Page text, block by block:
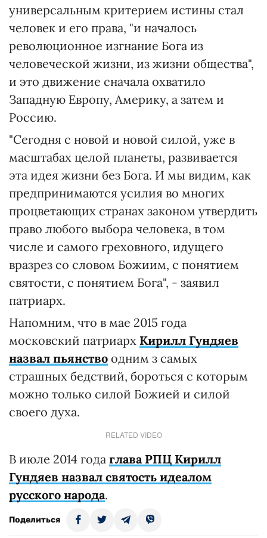
универсальным критерием истины стал
человек и его права, "и началось
революционное изгнание Бога из
человеческой жизни, из жизни общества",
и это движение сначала охватило
Западную Европу, Америку, а затем и
Россию.
"Сегодня с новой и новой силой, уже в
масштабах целой планеты, развивается
эта идея жизни без Бога. И мы видим, как
предпринимаются усилия во многих
процветающих странах законом утвердить
право любого выбора человека, в том
числе и самого греховного, идущего
вразрез со словом Божиим, с понятием
святости, с понятием Бога", - заявил
патриарх.
Напомним, что в мае 2015 года
московский патриарх Кирилл Гундяев
назвал пьянство одним з самых
страшных бедствий, бороться с которым
можно только силой Божией и силой
своего духа.
RELATED VIDEO
В июле 2014 года глава РПЦ Кирилл
Гундяев назвал святость идеалом
русского народа.
Поделиться